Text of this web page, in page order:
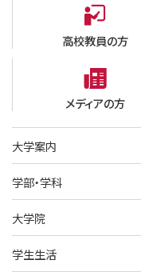
高校教員の方
メディアの方
大学案内
学部・学科
大学院
学生生活